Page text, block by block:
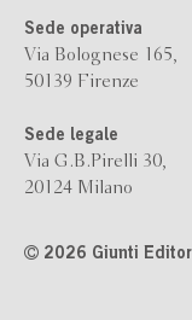
Sede operativa
Via Bolognese 165,
50139 Firenze
Sede legale
Via G.B.Pirelli 30,
20124 Milano
2026 Giunti